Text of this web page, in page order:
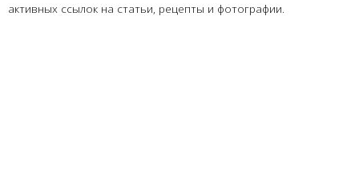
активных ссылок на статьи, рецепты и фотографии.